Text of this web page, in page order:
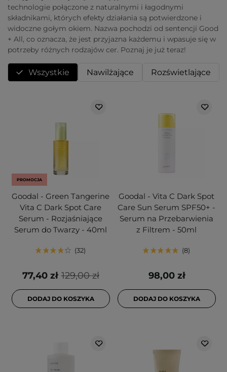
technologie połączone z naturalnymi i łagodnymi
składnikami, których efekty działania są potwierdzone i
widoczne gołym okiem. Nazwa pochodzi od sentencji Good
+ All, co oznacza, że jest przyjazna każdemu i wpasuje się w
potrzeby różnych rodzajów cer. Poznaj je już teraz!
Wszystkie Nawilżające Rozświetlające
PROMOCJA
Goodal - Green Tangerine
Vita C Dark Spot Care
Serum - Rozjaśniające
Serum do Twarzy - 40ml
32
129,00 zł
77,40 zł
DODAJ DO KOSZYKA
Goodal - Vita C Dark Spot
Care Sun Serum SPF50+ -
Serum na Przebarwienia
z Filtrem - 50ml
8
98,00 zł
DODAJ DO KOSZYKA